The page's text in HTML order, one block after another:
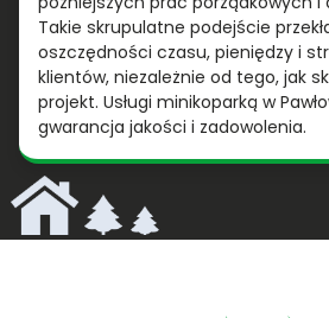
Takie skrupulatne podejście
oszczędności czasu, pieniędzy i
klientów, niezależnie od tego, jak
projekt. Usługi minikoparką w
gwarancja jakości i zadowolenia.